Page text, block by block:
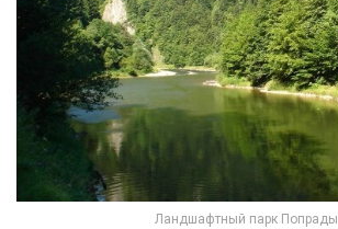
Ландшафтный парк Попрады